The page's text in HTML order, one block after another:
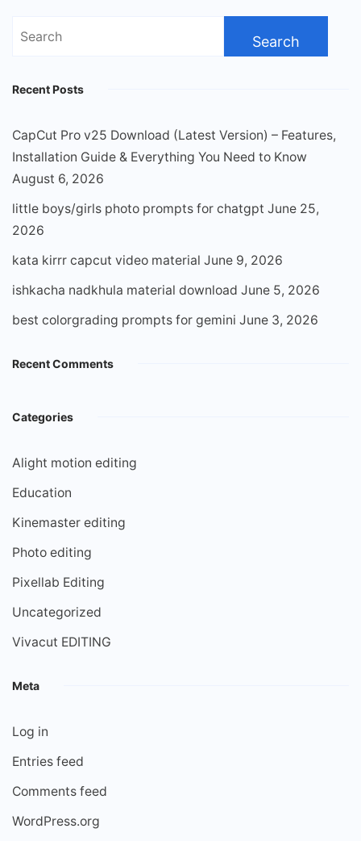
Search
Recent Posts
CapCut Pro v25 Download (Latest Version) – Features,
Installation Guide & Everything You Need to Know
August 6, 2026
little boys/girls photo prompts for chatgpt June 25,
2026
kata kirrr capcut video material June 9, 2026
ishkacha nadkhula material download June 5, 2026
best colorgrading prompts for gemini June 3, 2026
Recent Comments
Categories
Alight motion editing
Education
Kinemaster editing
Photo editing
Pixellab Editing
Uncategorized
Vivacut EDITING
Meta
Log in
Entries feed
Comments feed
WordPress.org